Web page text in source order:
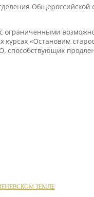
«Остановим
ЗЕМЛЕ